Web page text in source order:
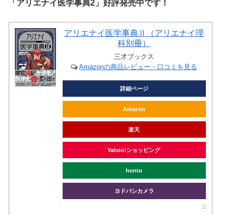
「アリエナイ医学事典2」好評発売中です！
アリエナイ医学事典Ⅱ（アリエナイ理
科別冊）
三才ブックス
Amazonの商品レビュー・口コミを見る
詳細ページ
Amazon
楽天
Yahoo!ショッピング
honto
ヨドバシカメラ